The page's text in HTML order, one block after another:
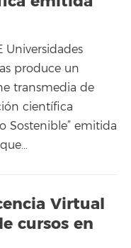
Universidades
produce un
transmedia de
científica
Sostenible” emitida
Virtual
cursos en